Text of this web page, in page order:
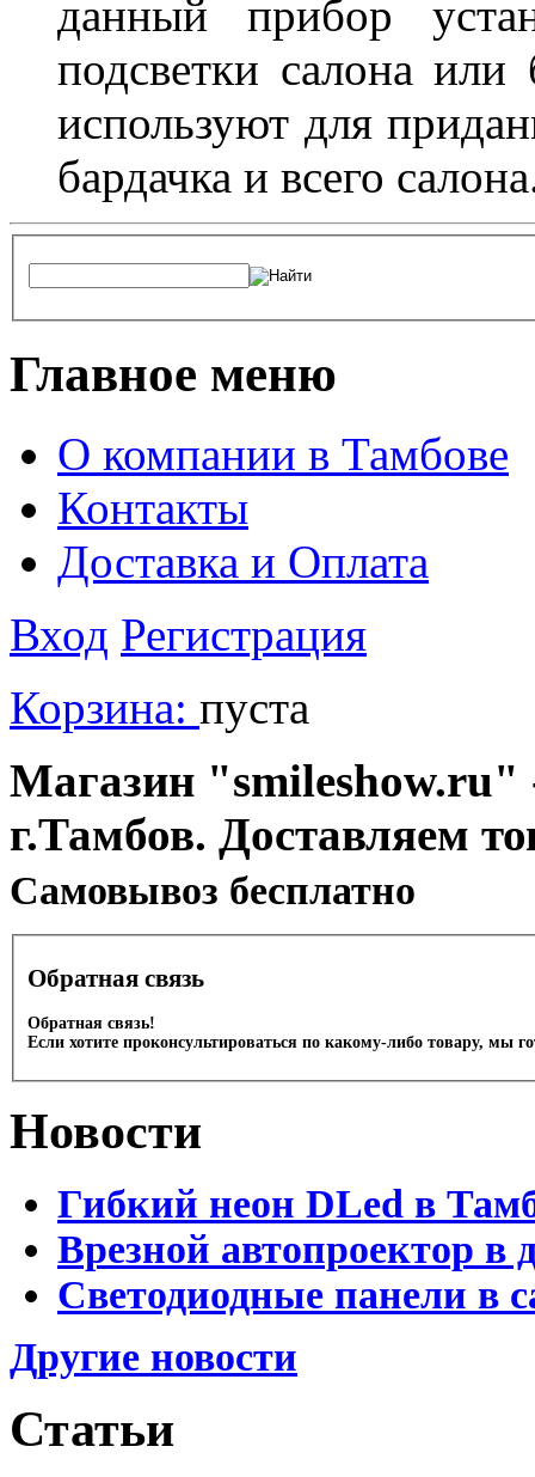
данный прибор
подсветки салона
используют для
бардачка и всего
Главное меню
О компании в Тамбове
Контакты
Доставка и Оплата
Вход Регистрация
Корзина: пуста
Магазин "smileshow.ru"
г.Тамбов. Доставляем
Cамовывоз бесплатно
Обратная связь
Обратная связь!
Если хотите проконсультироваться по какому-либо товару, мы
Новости
Гибкий неон DLed в
Врезной автопроектор в
Светодиодные панели в
Другие новости
Статьи